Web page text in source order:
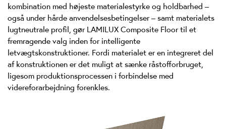
kombination med højeste materialestyrke og holdbarhed –
også under hårde anvendelsesbetingelser – samt materialets
lugtneutrale profil, gør LAMILUX Composite Floor til et
fremragende valg inden for intelligente
letvægtskonstruktioner. Fordi materialet er en integreret del
af konstruktionen er det muligt at sænke råstofforbruget,
ligesom produktionsprocessen i forbindelse med
videreforarbejdning forenkles.